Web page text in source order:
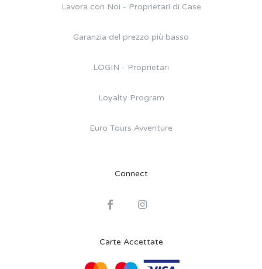
Lavora con Noi - Proprietari di Case
Garanzia del prezzo più basso
LOGIN - Proprietari
Loyalty Program
Euro Tours Avventure
Connect
Carte Accettate